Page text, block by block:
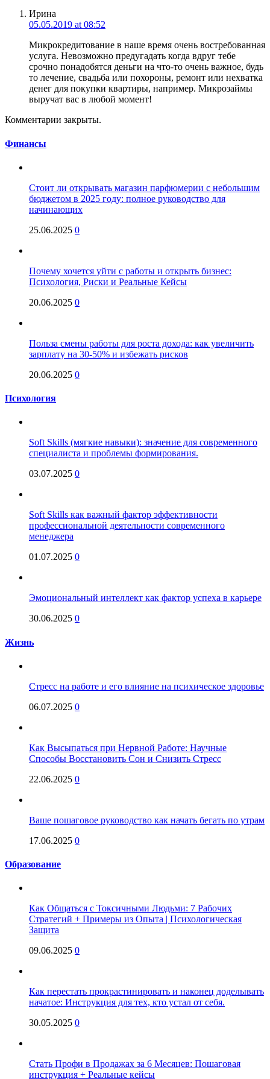
Ирина
05.05.2019 at 08:52
Микрокредитование в наше время очень востребованная
услуга. Невозможно предугадать когда вдруг тебе
срочно понадобятся деньги на что-то очень важное, будь
то лечение, свадьба или похороны, ремонт или нехватка
денег для покупки квартиры, например. Микрозаймы
выручат вас в любой момент!
Комментарии закрыты.
Финансы
Стоит ли открывать магазин парфюмерии с небольшим
бюджетом в 2025 году: полное руководство для
начинающих
25.06.2025 0
Почему хочется уйти с работы и открыть бизнес:
Психология, Риски и Реальные Кейсы
20.06.2025 0
Польза смены работы для роста дохода: как увеличить
зарплату на 30-50% и избежать рисков
20.06.2025 0
Психология
Soft Skills (мягкие навыки): значение для современного
специалиста и проблемы формирования.
03.07.2025 0
Soft Skills как важный фактор эффективности
профессиональной деятельности современного
менеджера
01.07.2025 0
Эмоциональный интеллект как фактор успеха в карьере
30.06.2025 0
Жизнь
Стресс на работе и его влияние на психическое здоровье
06.07.2025 0
Как Высыпаться при Нервной Работе: Научные
Способы Восстановить Сон и Снизить Стресс
22.06.2025 0
Ваше пошаговое руководство как начать бегать по утрам
17.06.2025 0
Образование
Как Общаться с Токсичными Людьми: 7 Рабочих
Стратегий + Примеры из Опыта | Психологическая
Защита
09.06.2025 0
Как перестать прокрастинировать и наконец доделывать
начатое: Инструкция для тех, кто устал от себя.
30.05.2025 0
Стать Профи в Продажах за 6 Месяцев: Пошаговая
инструкция + Реальные кейсы